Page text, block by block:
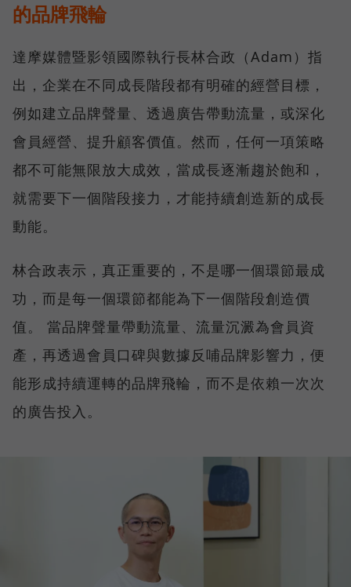
的品牌飛輪
達摩媒體暨影領國際執行長林合政（Adam）指
出，企業在不同成長階段都有明確的經營目標，
例如建立品牌聲量、透過廣告帶動流量，或深化
會員經營、提升顧客價值。然而，任何一項策略
都不可能無限放大成效，當成長逐漸趨於飽和，
就需要下一個階段接力，才能持續創造新的成長
動能。
林合政表示，真正重要的，不是哪一個環節最成
功，而是每一個環節都能為下一個階段創造價
值。 當品牌聲量帶動流量、流量沉澱為會員資
產，再透過會員口碑與數據反哺品牌影響力，便
能形成持續運轉的品牌飛輪，而不是依賴一次次
的廣告投入。